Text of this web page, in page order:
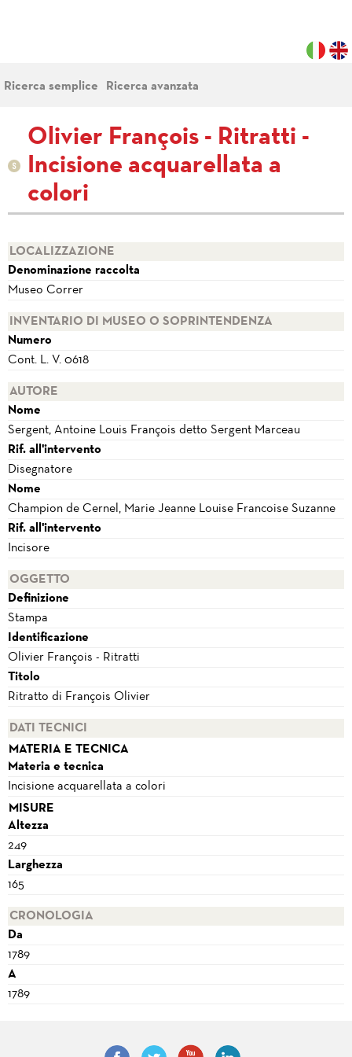
Ricerca semplice Ricerca avanzata
Olivier François - Ritratti -
Incisione acquarellata a
colori
LOCALIZZAZIONE
Denominazione raccolta
Museo Correr
INVENTARIO DI MUSEO O SOPRINTENDENZA
Numero
Cont. L. V. 0618
AUTORE
Nome
Sergent, Antoine Louis François detto Sergent Marceau
Rif. all'intervento
Disegnatore
Nome
Champion de Cernel, Marie Jeanne Louise Francoise Suzanne
Rif. all'intervento
Incisore
OGGETTO
Definizione
Stampa
Identificazione
Olivier François - Ritratti
Titolo
Ritratto di François Olivier
DATI TECNICI
MATERIA E TECNICA
Materia e tecnica
Incisione acquarellata a colori
MISURE
Altezza
249
Larghezza
165
CRONOLOGIA
Da
1789
A
1789